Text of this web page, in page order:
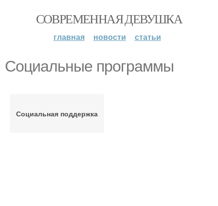
СОВРЕМЕННАЯ ДЕВУШКА
главная новости статьи
Социальные программы
Социальная поддержка